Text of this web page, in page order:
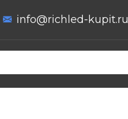
info@richled-kupit.ru